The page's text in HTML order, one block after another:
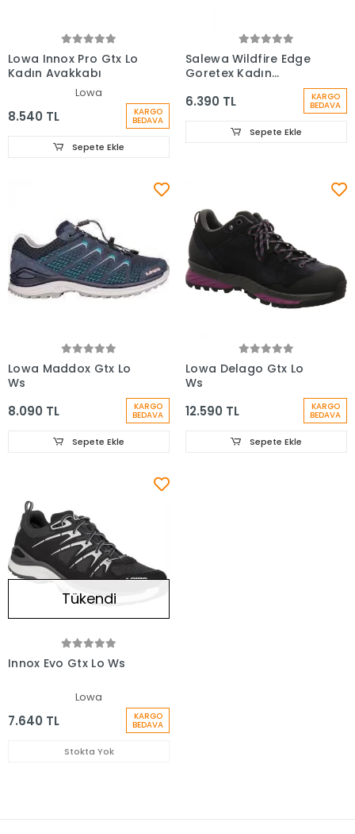
Lowa Innox Pro Gtx Lo
Kadın Ayakkabı
Lowa
8.540 TL KARGO
BEDAVA
Sepete Ekle
Salewa Wildfire Edge
Goretex Kadın
6.390 TL KARGO
BEDAVA
Sepete Ekle
Lowa Maddox Gtx Lo
Ws
8.090 TL KARGO
BEDAVA
Sepete Ekle
Lowa Delago Gtx Lo
Ws
12.590 TL KARGO
BEDAVA
Sepete Ekle
Tükendi
Innox Evo Gtx Lo Ws
Lowa
7.640 TL KARGO
BEDAVA
Stokta Yok